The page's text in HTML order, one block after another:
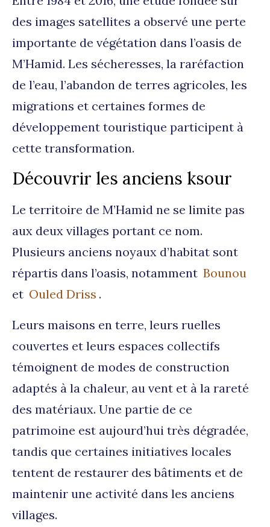
des images satellites a observé une perte
importante de végétation dans l’oasis de
M’Hamid. Les sécheresses, la raréfaction
de l’eau, l’abandon de terres agricoles, les
migrations et certaines formes de
développement touristique participent à
cette transformation.
Découvrir les anciens ksour
Le territoire de M’Hamid ne se limite pas
aux deux villages portant ce nom.
Plusieurs anciens noyaux d’habitat sont
répartis dans l’oasis, notamment Bounou
et Ouled Driss .
Leurs maisons en terre, leurs ruelles
couvertes et leurs espaces collectifs
témoignent de modes de construction
adaptés à la chaleur, au vent et à la rareté
des matériaux. Une partie de ce
patrimoine est aujourd’hui très dégradée,
tandis que certaines initiatives locales
tentent de restaurer des bâtiments et de
maintenir une activité dans les anciens
villages.